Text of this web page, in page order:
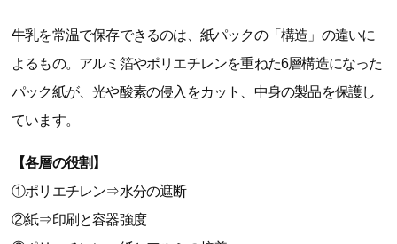
牛乳を常温で保存できるのは、紙パックの「構造」の違いに
よるもの。アルミ箔やポリエチレンを重ねた6層構造になった
パック紙が、光や酸素の侵入をカット、中身の製品を保護し
ています。
【各層の役割】
①ポリエチレン⇒水分の遮断
②紙⇒印刷と容器強度